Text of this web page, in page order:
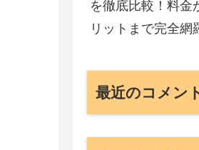
を徹底比較！料金
リットまで完全網
最近のコメン